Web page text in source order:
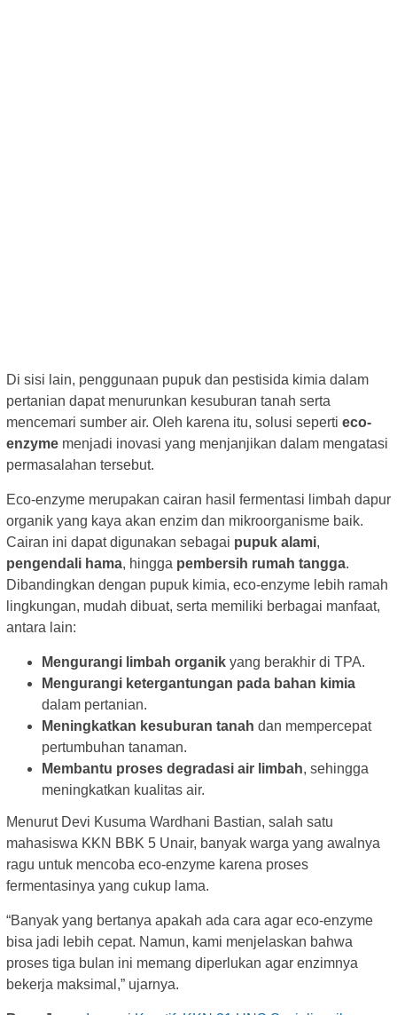
Di sisi lain, penggunaan pupuk dan pestisida kimia dalam
pertanian dapat menurunkan kesuburan tanah serta
mencemari sumber air. Oleh karena itu, solusi seperti eco-
enzyme menjadi inovasi yang menjanjikan dalam mengatasi
permasalahan tersebut.
Eco-enzyme merupakan cairan hasil fermentasi limbah dapur
organik yang kaya akan enzim dan mikroorganisme baik.
Cairan ini dapat digunakan sebagai pupuk alami,
pengendali hama, hingga pembersih rumah tangga.
Dibandingkan dengan pupuk kimia, eco-enzyme lebih ramah
lingkungan, mudah dibuat, serta memiliki berbagai manfaat,
antara lain:
Mengurangi limbah organik yang berakhir di TPA.
Mengurangi ketergantungan pada bahan kimia
dalam pertanian.
Meningkatkan kesuburan tanah dan mempercepat
pertumbuhan tanaman.
Membantu proses degradasi air limbah, sehingga
meningkatkan kualitas air.
Menurut Devi Kusuma Wardhani Bastian, salah satu
mahasiswa KKN BBK 5 Unair, banyak warga yang awalnya
ragu untuk mencoba eco-enzyme karena proses
fermentasinya yang cukup lama.
“Banyak yang bertanya apakah ada cara agar eco-enzyme
bisa jadi lebih cepat. Namun, kami menjelaskan bahwa
proses tiga bulan ini memang diperlukan agar enzimnya
bekerja maksimal,” ujarnya.